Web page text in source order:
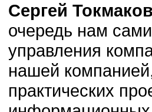
Сергей
очередь нам
управления
нашей
практических